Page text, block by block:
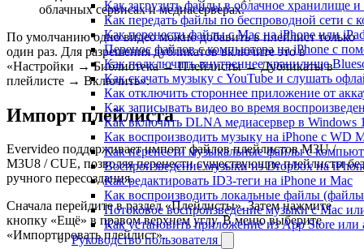
Как загрузить файлы в облачное хранилище
Как передать файлы по беспроводной сети
Как перенести файлы с Mac на iPhone или
Перенос файлов с компьютера на iPhone с
Как подключить внутреннее хранилище
Как скачать музыку с YouTube и слушать
Как отключить стороннее приложение от
Как записывать видео во время
Как включить DLNA медиасервер в Windows
Как воспроизводить музыку на iPhone с WD
Как перенести музыкальные файлы с
Воспроизведение музыки из Dropbox на
Как редактировать ID3-теги на iPhone и Mac
Как воспроизводить локальные файлы
Потоковое воспроизведение музыки с Mac
Как установить приложение из App Store
Руководство пользователя
облачных сервисах и медиасерверах.
По умолчанию одно видео можно добавить в плейлист только
один раз. Для разрешения дубликатов включите это в
«Настройки → Библиотека → Плейлисты → Дубликаты в
плейлисте → Включить».
Импорт плейлиста
Evervideo поддерживает импорт файлов плейлистов M3U /
M3U8 / CUE, позволяя перенести существующие плейлисты без
ручного пересоздания.
Сначала перейдите в раздел «Плейлисты». Затем нажмите
кнопку «Ещё» в правом верхнем углу. В меню выберите
«Импортировать плейлист».